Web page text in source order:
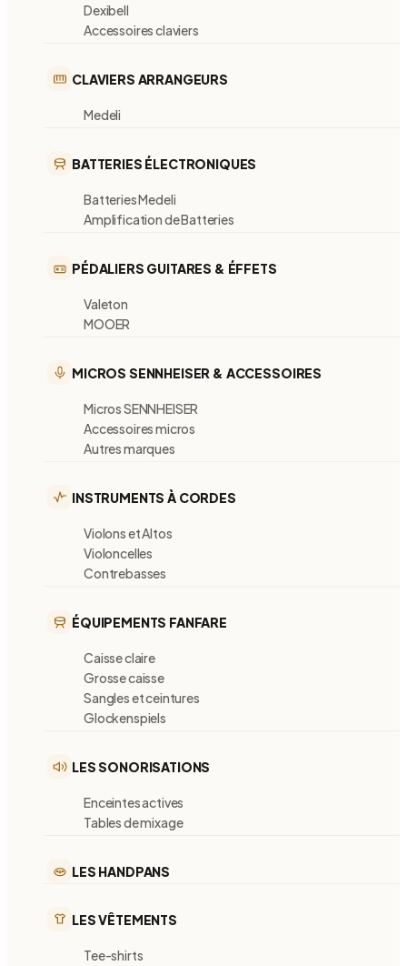
Dexibell
Accessoires claviers
CLAVIERS ARRANGEURS
Medeli
BATTERIES ÉLECTRONIQUES
Batteries Medeli
Amplification de Batteries
PÉDALIERS GUITARES & ÉFFETS
Valeton
MOOER
MICROS SENNHEISER & ACCESSOIRES
Micros SENNHEISER
Accessoires micros
Autres marques
INSTRUMENTS À CORDES
Violons et Altos
Violoncelles
Contrebasses
ÉQUIPEMENTS FANFARE
Caisse claire
Grosse caisse
Sangles et ceintures
Glockenspiels
LES SONORISATIONS
Enceintes actives
Tables de mixage
LES HANDPANS
LES VÊTEMENTS
Tee-shirts